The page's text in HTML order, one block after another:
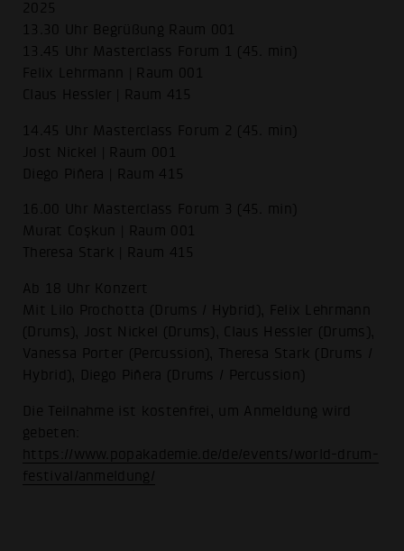
2025
13.30 Uhr Begrüßung Raum 001
13.45 Uhr Masterclass Forum 1 (45. min)
Felix Lehrmann | Raum 001
Claus Hessler | Raum 415
14.45 Uhr Masterclass Forum 2 (45. min)
Jost Nickel | Raum 001
Diego Piñera | Raum 415
16.00 Uhr Masterclass Forum 3 (45. min)
Murat Coşkun | Raum 001
Theresa Stark | Raum 415
Ab 18 Uhr Konzert
Mit Lilo Prochotta (Drums / Hybrid), Felix Lehrmann
(Drums), Jost Nickel (Drums), Claus Hessler (Drums),
Vanessa Porter (Percussion), Theresa Stark (Drums /
Hybrid), Diego Piñera (Drums / Percussion)
Die Teilnahme ist kostenfrei, um Anmeldung wird
gebeten:
https://www.popakademie.de/de/events/world-drum-
festival/anmeldung/